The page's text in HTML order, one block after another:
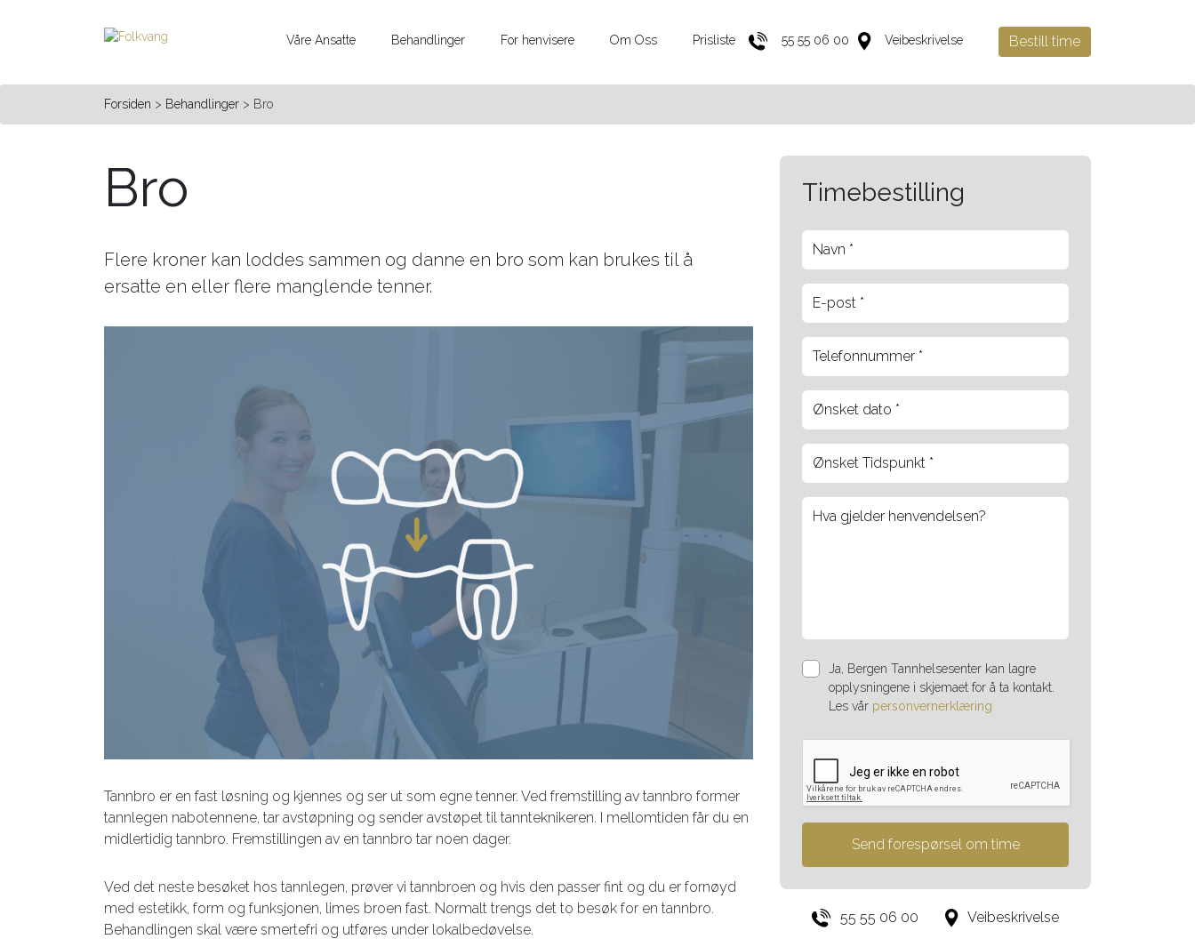
Våre Ansatte Behandlinger For henvisere Om Oss Prisliste 55 55 06 00 Veibeskrivelse Bestill time
Forsiden > Behandlinger > Bro
Bro
Flere kroner kan loddes sammen og danne en bro som kan brukes til å
ersatte en eller flere manglende tenner.
Tannbro er en fast løsning og kjennes og ser ut som egne tenner. Ved fremstilling av tannbro former
tannlegen nabotennene, tar avstøpning og sender avstøpet til tannteknikeren. I mellomtiden får du en
midlertidig tannbro. Fremstillingen av en tannbro tar noen dager.
Ved det neste besøket hos tannlegen, prøver vi tannbroen og hvis den passer fint og du er fornøyd
med estetikk, form og funksjonen, limes broen fast. Normalt trengs det to besøk for en tannbro.
Behandlingen skal være smertefri og utføres under lokalbedøvelse.
Timebestilling
MM
Ja, Bergen Tannhelsesenter kan lagre
opplysningene i skjemaet for å ta kontakt.
Les vår personvernerklæring
55 55 06 00 Veibeskrivelse